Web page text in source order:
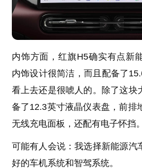
内饰方面，红旗H5确实有点新
内饰设计很简洁，而且配备了
看上去还是很唬人的。除了这块
备了12.3英寸液晶仪表盘，前排
无线充电面板，还配有电子怀挡。
可能有人会说：我选择新能源汽
好的车机系统和智驾系统。